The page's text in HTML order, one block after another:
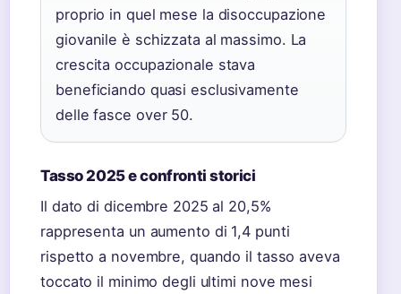
proprio in quel mese la disoccupazione
giovanile è schizzata al massimo. La
crescita occupazionale stava
beneficiando quasi esclusivamente
delle fasce over 50.
Tasso 2025 e confronti storici
Il dato di dicembre 2025 al 20,5%
rappresenta un aumento di 1,4 punti
rispetto a novembre, quando il tasso aveva
toccato il minimo degli ultimi nove mesi